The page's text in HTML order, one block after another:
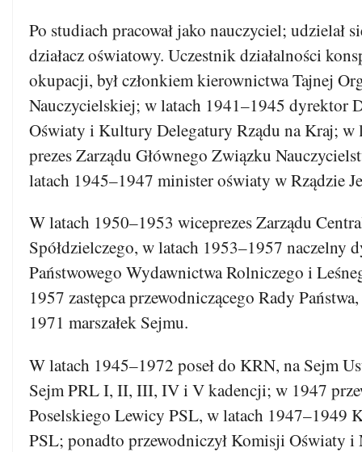
Po studiach pracował jako nauczyciel; udzielał
działacz oświatowy. Uczestnik działalności
okupacji, był członkiem kierownictwa Tajnej
Nauczycielskiej; w latach 1941–1945 dyrektor
Oświaty i Kultury Delegatury Rządu na Kraj; w
prezes Zarządu Głównego Związku
latach 1945–1947 minister oświaty w Rządzie
W latach 1950–1953 wiceprezes Zarządu
Spółdzielczego, w latach 1953–1957 naczelny
Państwowego Wydawnictwa Rolniczego i
1957 zastępca przewodniczącego Rady
1971 marszałek Sejmu.
W latach 1945–1972 poseł do KRN, na Sejm
Sejm PRL I, II, III, IV i V kadencji; w 1947
Poselskiego Lewicy PSL, w latach 1947–1949
PSL; ponadto przewodniczył Komisji Oświaty i